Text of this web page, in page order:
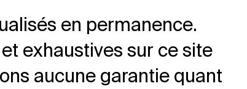
en permanence.
exhaustives sur ce site
aucune garantie quant